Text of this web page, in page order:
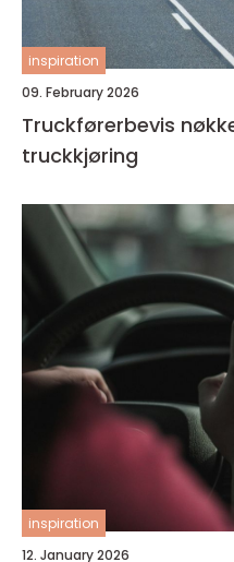
inspiration
09. February 2026
Truckførerbevis nøkkelen til trygg og effektiv
truckkjøring
inspiration
12. January 2026